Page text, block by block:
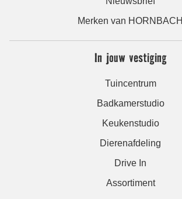
Merken van HORNBACH
In jouw vestiging
Tuincentrum
Badkamerstudio
Keukenstudio
Dierenafdeling
Drive In
Assortiment